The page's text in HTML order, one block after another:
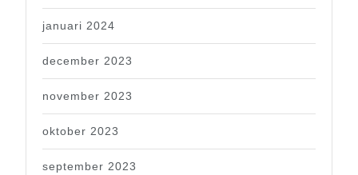
januari 2024
december 2023
november 2023
oktober 2023
september 2023